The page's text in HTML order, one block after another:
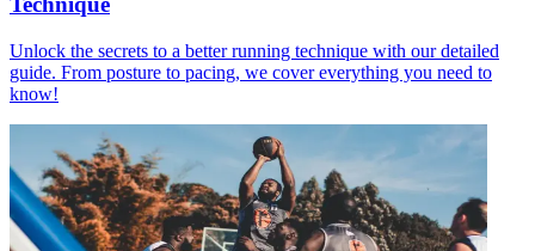
Unlock the secrets to a better running technique with our detailed
guide. From posture to pacing, we cover everything you need to
know!